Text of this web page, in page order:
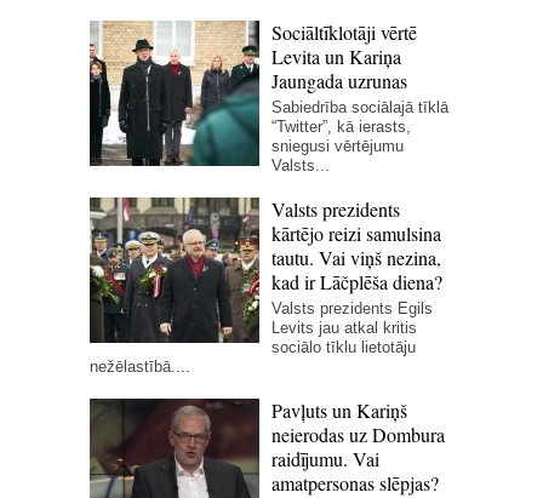
Sociāltīklotāji vērtē
Levita un Kariņa
Jaungada uzrunas
Sabiedrība sociālajā tīklā
“Twitter”, kā ierasts,
sniegusi vērtējumu
Valsts...
Valsts prezidents
kārtējo reizi samulsina
tautu. Vai viņš nezina,
kad ir Lāčplēša diena?
Valsts prezidents Egils
Levits jau atkal kritis
sociālo tīklu lietotāju
nežēlastībā....
Pavļuts un Kariņš
neierodas uz Dombura
raidījumu. Vai
amatpersonas slēpjas?